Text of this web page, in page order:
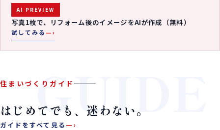
AI PREVIEW
写真1枚で、リフォーム後のイメージをAIが作成（無料）
試してみる —›
GUIDE
住まいづくりガイド
はじめてでも、迷わない。
ガイドをすべて見る —›